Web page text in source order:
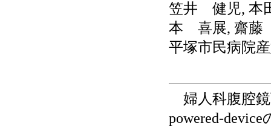
笠井 健児, 本
本 喜展, 齋
平塚市民病院
婦人科腹腔
powered-